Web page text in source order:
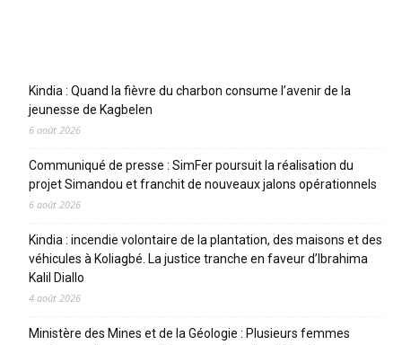
Kindia : Quand la fièvre du charbon consume l’avenir de la
jeunesse de Kagbelen
6 août 2026
Communiqué de presse : SimFer poursuit la réalisation du
projet Simandou et franchit de nouveaux jalons opérationnels
6 août 2026
Kindia : incendie volontaire de la plantation, des maisons et des
véhicules à Koliagbé. La justice tranche en faveur d’Ibrahima
Kalil Diallo
4 août 2026
Ministère des Mines et de la Géologie : Plusieurs femmes